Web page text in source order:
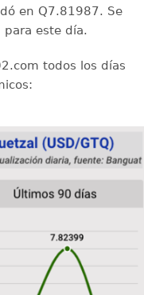
en Q7.81987. Se
este día.
todos los días